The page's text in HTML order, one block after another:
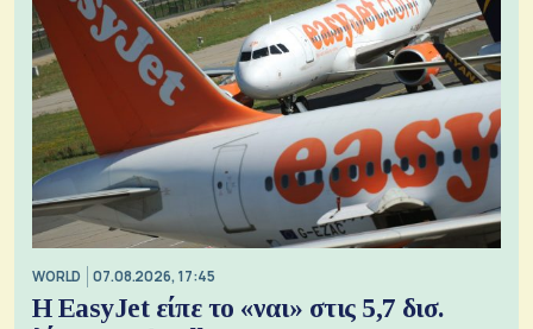
WORLD 07.08.2026, 17:45
Η EasyJet είπε το «ναι» στις 5,7 δισ.